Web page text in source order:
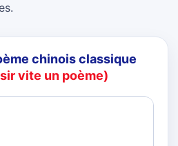
chinois classique
vite un poème)